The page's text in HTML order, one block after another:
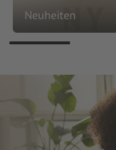
Neuheiten